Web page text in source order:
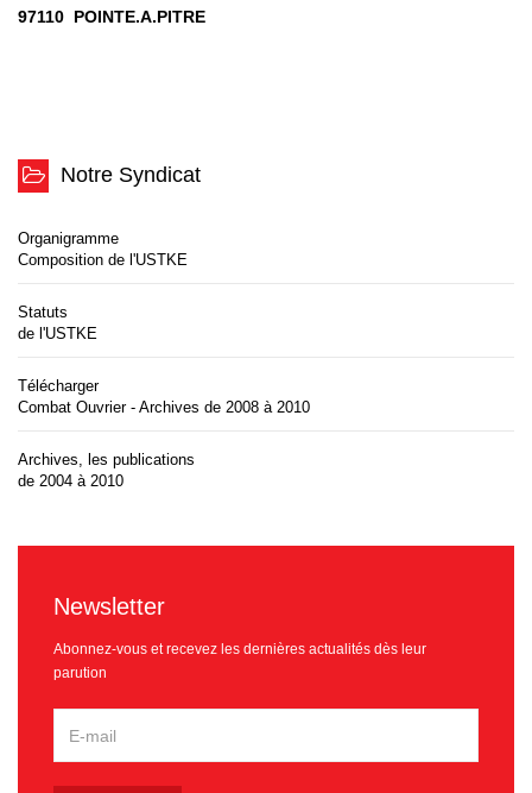
97110 POINTE.A.PITRE
Notre Syndicat
Organigramme
Composition de l'USTKE
Statuts
de l'USTKE
Télécharger
Combat Ouvrier - Archives de 2008 à 2010
Archives, les publications
de 2004 à 2010
Newsletter
Abonnez-vous et recevez les dernières actualités dès leur
parution